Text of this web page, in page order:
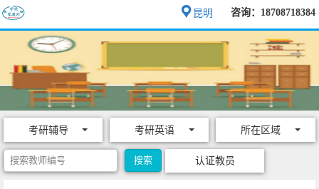
咨询：18708718384
昆明
考研辅导 考研英语 所在区域
认证教员